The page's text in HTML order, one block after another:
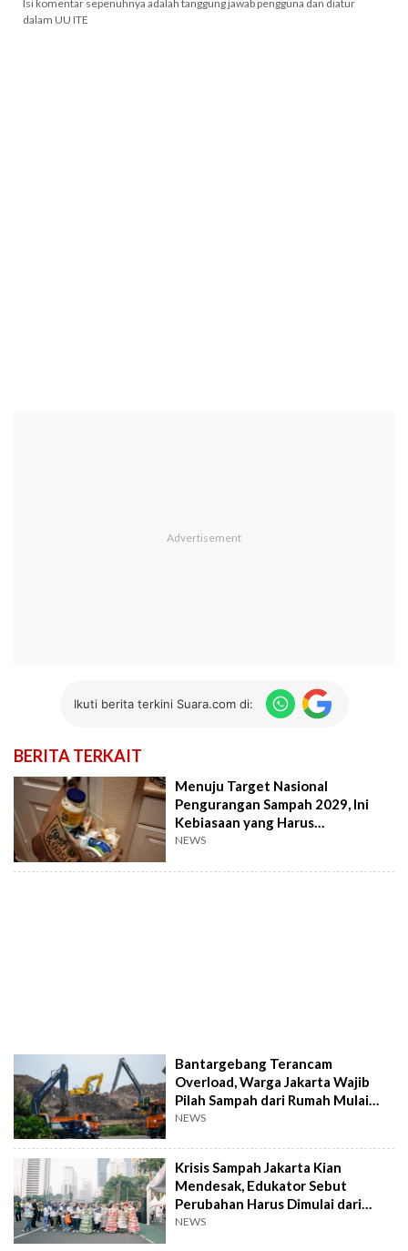
Isi komentar sepenuhnya adalah tanggung jawab pengguna dan diatur
dalam UU ITE
Ikuti berita terkini Suara.com di:
BERITA TERKAIT
Menuju Target Nasional
Pengurangan Sampah 2029, Ini
Kebiasaan yang Harus
Digencarkan di Rumah
NEWS
Bantargebang Terancam
Overload, Warga Jakarta Wajib
Pilah Sampah dari Rumah Mulai
Besok
NEWS
Krisis Sampah Jakarta Kian
Mendesak, Edukator Sebut
Perubahan Harus Dimulai dari
Rumah Tangga
NEWS